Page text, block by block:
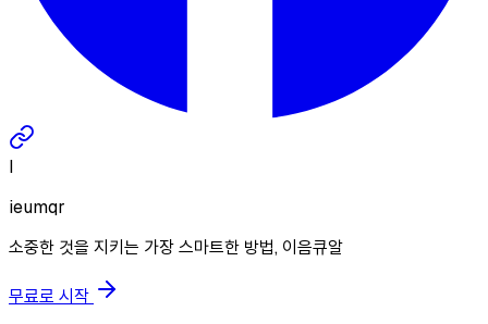
I
ieumqr
소중한 것을 지키는 가장 스마트한 방법, 이음큐알
무료로 시작